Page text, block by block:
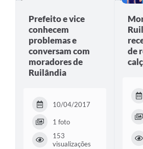
Prefeito e vice
conhecem
problemas e
conversam com
moradores de
Ruilândia
10/04/2017
1 foto
153
visualizações
de